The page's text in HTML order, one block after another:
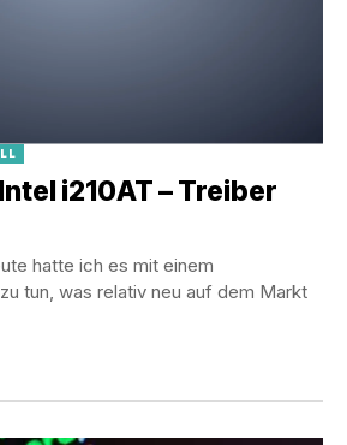
i210AT – Treiber
hatte ich es mit einem
tun, was relativ neu auf dem Markt